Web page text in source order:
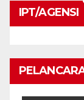
IPT/AGENSI